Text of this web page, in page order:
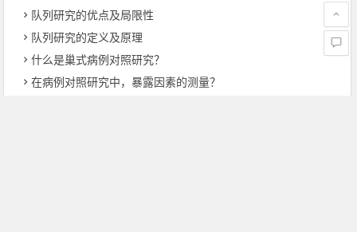
队列研究的优点及局限性
队列研究的定义及原理
什么是巢式病例对照研究？
在病例对照研究中，暴露因素的测量？